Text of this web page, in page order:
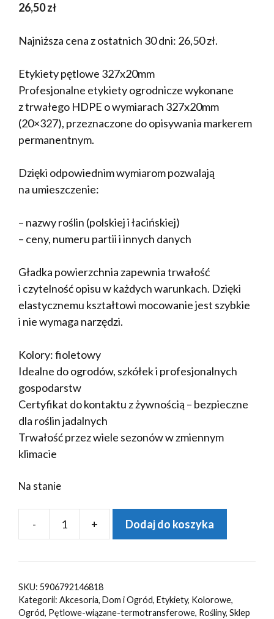
26,50zł
Najniższa cena z ostatnich 30 dni: 26,50zł.
Etykiety pętlowe 327x20mm
Profesjonalne etykiety ogrodnicze wykonane
z trwałego HDPE o wymiarach 327x20mm
(20×327), przeznaczone do opisywania markerem
permanentnym.
Dzięki odpowiednim wymiarom pozwalają
na umieszczenie:
– nazwy roślin (polskiej i łacińskiej)
– ceny, numeru partii i innych danych
Gładka powierzchnia zapewnia trwałość
i czytelność opisu w każdych warunkach. Dzięki
elastycznemu kształtowi mocowanie jest szybkie
i nie wymaga narzędzi.
Kolory: fioletowy
Idealne do ogrodów, szkółek i profesjonalnych
gospodarstw
Certyfikat do kontaktu z żywnością – bezpieczne
dla roślin jadalnych
Trwałość przez wiele sezonów w zmiennym
klimacie
Na stanie
-
ilość
ogrodnicze/sadownicze
FIOLETOWE
327x20mm(20x327)
+ Dodaj do koszyka
SKU: 5906792146818
Kategorii: Akcesoria, Dom i Ogród, Etykiety, Kolorowe,
Ogród, Pętlowe-wiązane-termotransferowe, Rośliny, Sklep